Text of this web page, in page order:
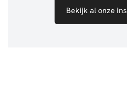
Bekijk al onze